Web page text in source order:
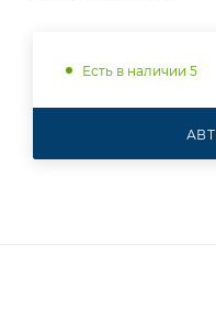
Есть в наличии 5